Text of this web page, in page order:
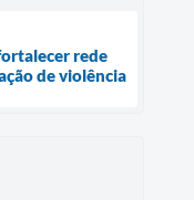
rede
de violência